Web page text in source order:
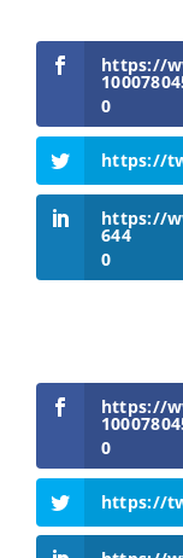
https://
0
https://
https://
644
0
https://
0
https://